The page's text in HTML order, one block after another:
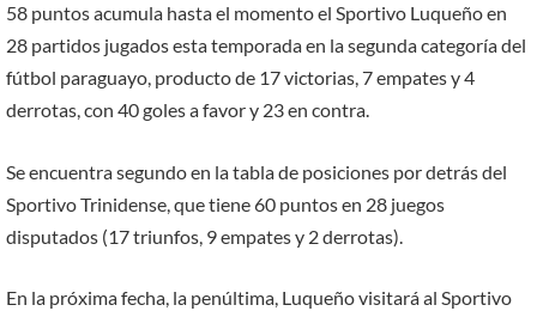
58 puntos acumula hasta el momento el Sportivo Luqueño en
28 partidos jugados esta temporada en la segunda categoría del
fútbol paraguayo, producto de 17 victorias, 7 empates y 4
derrotas, con 40 goles a favor y 23 en contra.
Se encuentra segundo en la tabla de posiciones por detrás del
Sportivo Trinidense, que tiene 60 puntos en 28 juegos
disputados (17 triunfos, 9 empates y 2 derrotas).
En la próxima fecha, la penúltima, Luqueño visitará al Sportivo